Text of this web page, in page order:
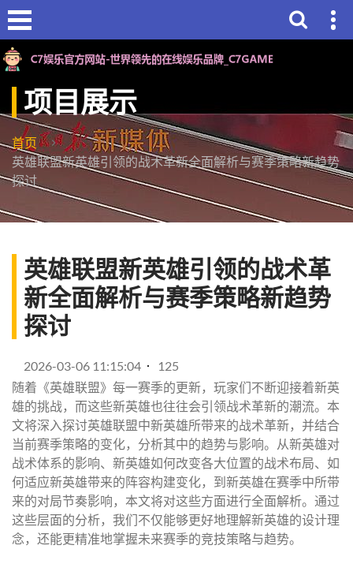
项目展示
首页
英雄联盟新英雄引领的战术革新全面解析与赛季策略新趋势
探讨
英雄联盟新英雄引领的战术革
新全面解析与赛季策略新趋势
探讨
2026-03-06 11:15:04
125
随着《英雄联盟》每一赛季的更新，玩家们不断迎接着新英
雄的挑战，而这些新英雄也往往会引领战术革新的潮流。本
文将深入探讨英雄联盟中新英雄所带来的战术革新，并结合
当前赛季策略的变化，分析其中的趋势与影响。从新英雄对
战术体系的影响、新英雄如何改变各大位置的战术布局、如
何适应新英雄带来的阵容构建变化，到新英雄在赛季中所带
来的对局节奏影响，本文将对这些方面进行全面解析。通过
这些层面的分析，我们不仅能够更好地理解新英雄的设计理
念，还能更精准地掌握未来赛季的竞技策略与趋势。